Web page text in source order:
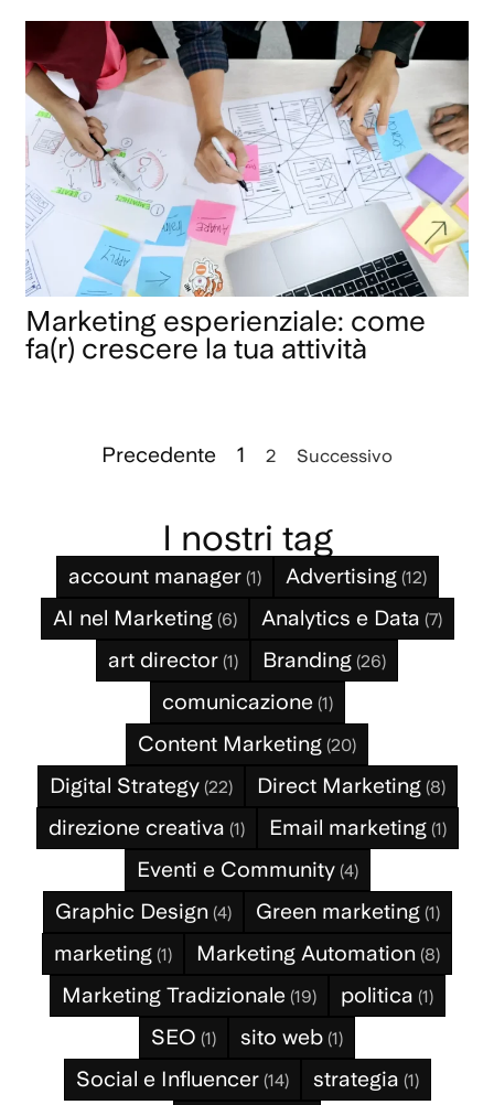
Marketing esperienziale: come
fa(r) crescere la tua attività
Precedente 1 2 Successivo
I nostri tag
account manager(1) Advertising(12)
AI nel Marketing(6) Analytics e Data (7)
art director (1) Branding (26)
comunicazione (1)
Content Marketing (20)
Digital Strategy(22) Direct Marketing(8)
direzione creativa (1) Email marketing(1)
Eventi e Community(4)
Graphic Design(4) Green marketing(1)
marketing (1) Marketing Automation (8)
Marketing Tradizionale (19) politica (1)
SEO (1) sito web (1)
Social e Influencer(14) strategia (1)